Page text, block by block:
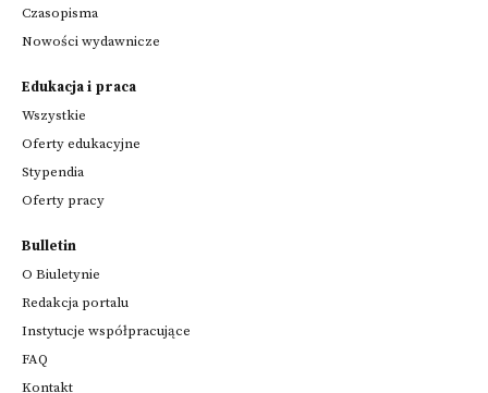
Czasopisma
Nowości wydawnicze
Edukacja i praca
Wszystkie
Oferty edukacyjne
Stypendia
Oferty pracy
Bulletin
O Biuletynie
Redakcja portalu
Instytucje współpracujące
FAQ
Kontakt